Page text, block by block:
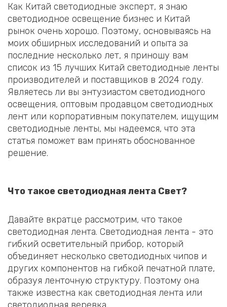
Как Китай светодиодные эксперт, я знаю
светодиодное освещение бизнес и Китай
рынок очень хорошо. Поэтому, основываясь на
моих обширных исследований и опыта за
последние несколько лет, я приношу вам
список из 15 лучших Китай светодиодные ленты
производителей и поставщиков в 2024 году.
Являетесь ли вы энтузиастом светодиодного
освещения, оптовым продавцом светодиодных
лент или корпоративным покупателем, ищущим
светодиодные ленты, мы надеемся, что эта
статья поможет вам принять обоснованное
решение.
Что такое светодиодная лента Свет?
Давайте вкратце рассмотрим, что такое
светодиодная лента. Светодиодная лента - это
гибкий осветительный прибор, который
объединяет несколько светодиодных чипов и
других компонентов на гибкой печатной плате,
образуя ленточную структуру. Поэтому она
также известна как светодиодная лента или